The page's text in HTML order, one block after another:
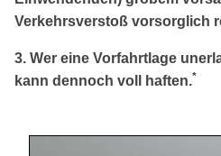
Verkehrsverstoß vorsorglich
3. Wer eine Vorfahrtlage
kann dennoch voll haften.*